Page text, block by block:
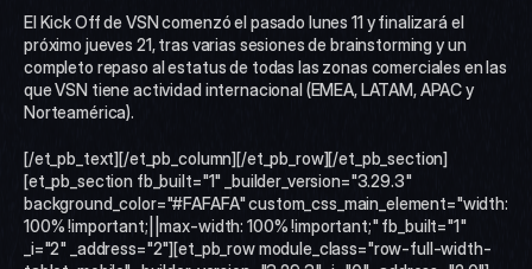
El Kick Off de VSN comenzó el pasado lunes 11 y finalizará el
próximo jueves 21, tras varias sesiones de brainstorming y un
completo repaso al estatus de todas las zonas comerciales en las
que VSN tiene actividad internacional (EMEA, LATAM, APAC y
Norteamérica).
[/et_pb_text][/et_pb_column][/et_pb_row][/et_pb_section]
[et_pb_section fb_built="1" _builder_version="3.29.3"
background_color="#FAFAFA" custom_css_main_element="width:
100% !important;||max-width: 100% !important;" fb_built="1"
_i="2" _address="2"][et_pb_row module_class="row-full-width-